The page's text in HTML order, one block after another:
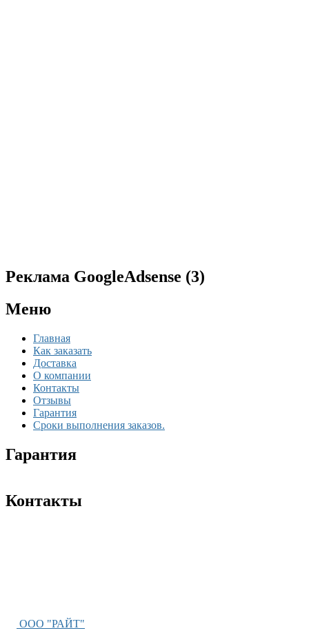
Реклама GoogleAdsense (3)
Меню
Главная
Как заказать
Доставка
О компании
Контакты
Отзывы
Гарантия
Сроки выполнения заказов.
Гарантия
Контакты
ООО "РАЙТ"